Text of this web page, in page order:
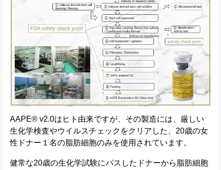
AAPE® v2.0はヒト由来ですが、その製造には、厳しい
生化学検査やウイルスチェックをクリアした、20歳の女
性ドナー１名の脂肪細胞のみを使用されています。
健常な20歳の生化学試験にパスしたドナーから脂肪細胞